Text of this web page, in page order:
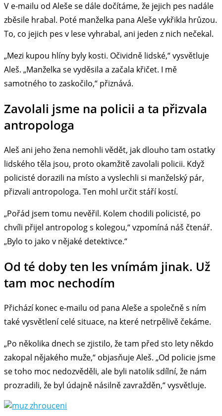
V e-mailu od Aleše se dále dočítáme, že jejich pes nadále
zběsile hrabal. Poté manželka pana Aleše vykřikla hrůzou.
To, co jejich pes v lese vyhrabal, ani jeden z nich nečekal.
„Mezi kupou hlíny byly kosti. Očividně lidské,“ vysvětluje
Aleš. „Manželka se vyděsila a začala křičet. I mě
samotného to zaskočilo,“ přiznává.
Zavolali jsme na policii a ta přizvala
antropologa
Aleš ani jeho žena nemohli vědět, jak dlouho tam ostatky
lidského těla jsou, proto okamžitě zavolali policii. Když
policisté dorazili na místo a vyslechli si manželský pár,
přizvali antropologa. Ten mohl určit stáří kostí.
„Pořád jsem tomu nevěřil. Kolem chodili policisté, po
chvíli přijel antropolog s kolegou,“ vzpomíná náš čtenář.
„Bylo to jako v nějaké detektivce.“
Od té doby ten les vnímám jinak. Už
tam moc nechodím
Přichází konec e-mailu od pana Aleše a společně s ním
také vysvětlení celé situace, na které netrpělivě čekáme.
„Po několika dnech se zjistilo, že tam před sto lety někdo
zakopal nějakého muže,“ objasňuje Aleš. „Od policie jsme
se toho moc nedozvěděli, ale byli natolik sdílní, že nám
prozradili, že byl údajně násilně zavražděn,“ vysvětluje.